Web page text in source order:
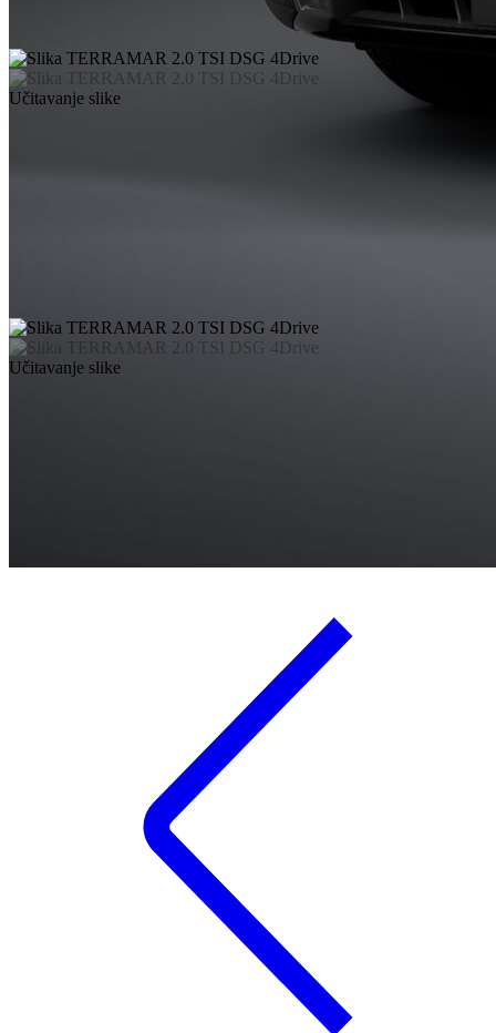
Učitavanje slike
Učitavanje slike